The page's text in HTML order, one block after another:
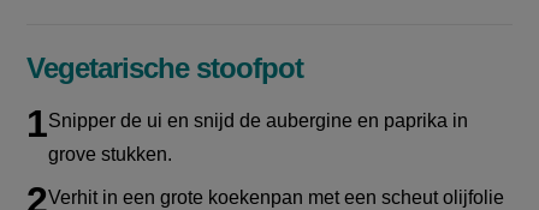
Vegetarische stoofpot
Snipper de ui en snijd de aubergine en paprika in
grove stukken.
Verhit in een grote koekenpan met een scheut olijfolie